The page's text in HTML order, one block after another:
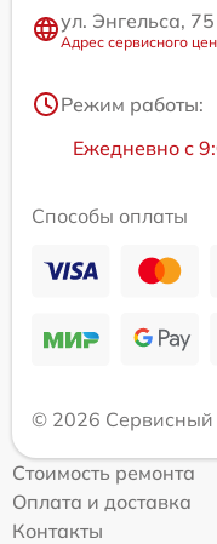
ул. Энгельса, 75
Адрес сервисного
Режим работы:
Ежедневно с
Способы оплаты
© 2026 Сервисный
Стоимость ремонта
Оплата и доставка
Контакты